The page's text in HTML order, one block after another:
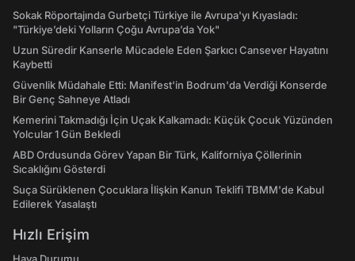
Sokak Röportajında Gurbetçi Türkiye ile Avrupa'yı Kıyasladı:
"Türkiye’deki Yolların Çoğu Avrupa’da Yok"
Uzun Süredir Kanserle Mücadele Eden Şarkıcı Cansever Hayatını
Kaybetti
Güvenlik Müdahale Etti: Manifest'in Bodrum'da Verdiği Konserde
Bir Genç Sahneye Atladı
Kemerini Takmadığı İçin Uçak Kalkamadı: Küçük Çocuk Yüzünden
Yolcular 1 Gün Bekledi
ABD Ordusunda Görev Yapan Bir Türk, Kaliforniya Çöllerinin
Sıcaklığını Gösterdi
Suça Sürüklenen Çocuklara İlişkin Kanun Teklifi TBMM'de Kabul
Edilerek Yasalaştı
Hızlı Erişim